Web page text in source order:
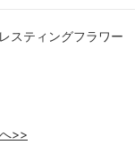
スティングフラワー
>>